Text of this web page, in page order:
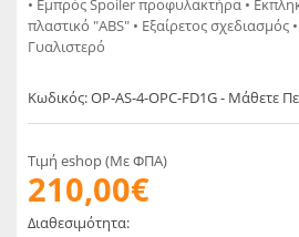
• Eμπρός Spoiler προφυλακτήρα •
πλαστικό "ABS" • Εξαίρετος
Γυαλιστερό
Κωδικός: OP-AS-4-OPC-FD1G - Μάθετε
Τιμή eshop (Με ΦΠΑ)
210,00€
Διαθεσιμότητα: